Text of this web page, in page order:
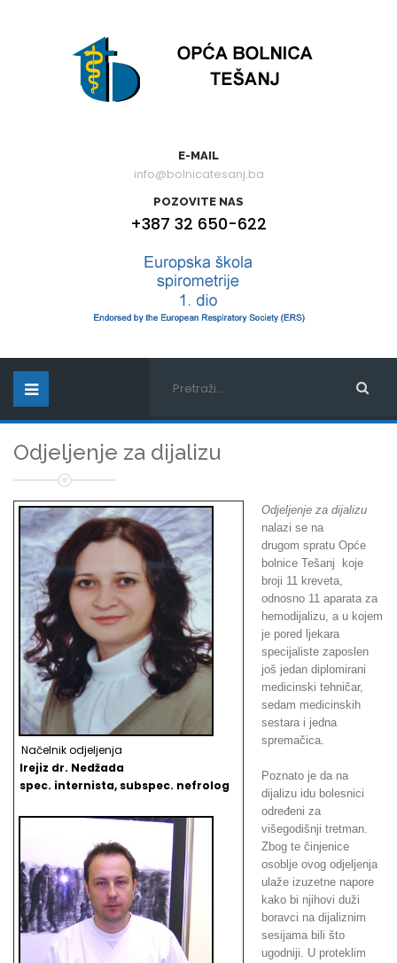
E-MAIL
info@bolnicatesanj.ba
POZOVITE NAS
+387 32 650-622
Odjeljenje za dijalizu
Načelnik odjeljenja
Irejiz dr. Nedžada
spec. internista, subspec. nefrolog
Odjeljenje za dijalizu
nalazi se na
drugom spratu Opće
bolnice Tešanj koje
broji 11 kreveta,
odnosno 11 aparata za
hemodijalizu, a u kojem
je pored ljekara
specijaliste zaposlen
još jedan diplomirani
medicinski tehničar,
sedam medicinskih
sestara i jedna
spremačica.
Poznato je da na
dijalizu idu bolesnici
određeni za
višegodišnji tretman.
Zbog te činjenice
osoblje ovog odjeljenja
ulaže izuzetne napore
kako bi njihovi duži
boravci na dijaliznim
sesijama bili što
ugodniji. U proteklim